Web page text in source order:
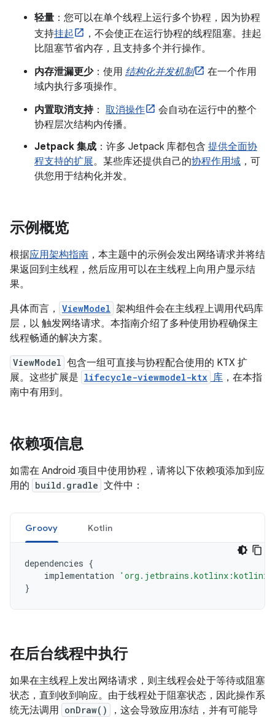
轻量 ：您可以在单个线程上运行多个协程，因为协程
支持挂起 ，不会使正在运行协程的线程阻塞。 挂起
比阻塞节省内存，且支持多个并行操作。
内存泄漏更少：使用 结构化并发机制
在一个作用
域内执行多项操作。
内置取消支持： 取消操作
会自动在运行中的整个
协程层次结构内传播。
Jetpack 集成 ：许多 Jetpack 库都包含 提供全面协
程支持的扩展。某些库还提供自己的协程作用域 ，可
供您用于结构化并发。
示例概览
根据应用架构指南 ，本主题中的示例会发出网络请求并将结
果返回到主线程，然后应用可以在主线程上向用户显示结
果。
具体而言，
ViewModel 架构组件会在主线程上调用代码库
层，以 触发网络请求。本指南介绍了多种使用协程确保主
线程畅通的解决方案。
ViewModel 包含一组可直接与协程配合使用的 KTX 扩
展。这些扩展是 lifecycle-viewmodel-ktx 库 ，在本指
南中有用到。
依赖项信息
如需在 Android 项目中使用协程，请将以下依赖项添加到应
用的 build.gradle 文件中：
Groovy Kotlin
dependencies {
implementation
'org.jetbrains.kotlinx:kotlinx-
}
在后台线程中执行
如果在主线程上发出网络请求，则主线程会处于等待或阻塞
状态，直到收到响应。 由于线程处于阻塞状态，因此操作系
统无法调用 onDraw()
，这会导致应用冻结，并有可能导